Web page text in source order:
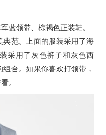
领带、棕褐色正装鞋。
范。上面的服装采用了海
采用了灰色裤子和灰色西
合。如果你喜欢打领带，
。